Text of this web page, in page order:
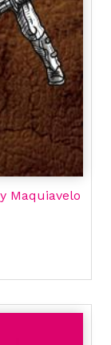
Maquiavelo